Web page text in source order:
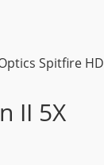
Spitfire HD
II 5X